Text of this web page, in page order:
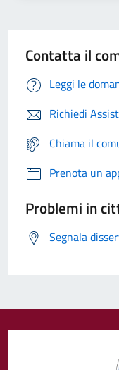
Contatta il
Leggi le
Richiedi
Chiama il
Prenota un
Problemi in
Segnala